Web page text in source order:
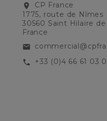
location_on
CP France
1775, route de Nîmes
30560 Saint Hilaire
France
email
call +33 (0)4 66 61 03